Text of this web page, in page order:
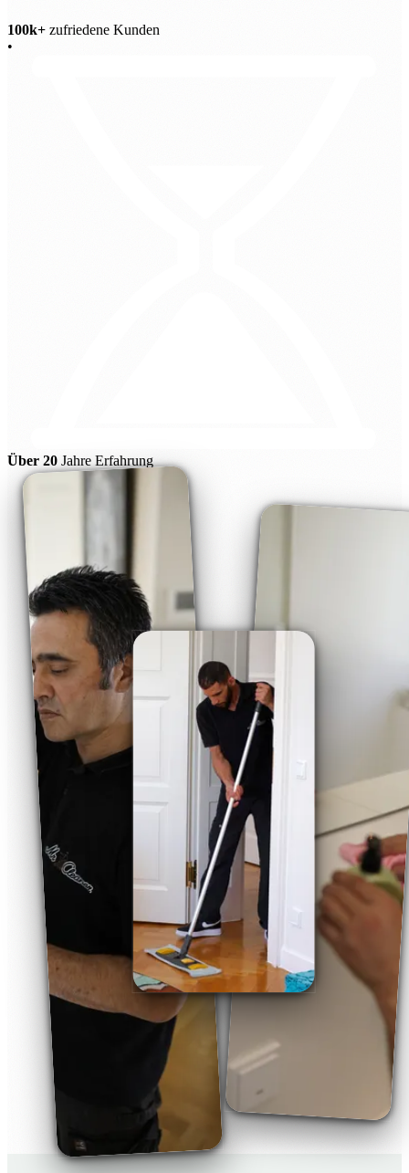
100k+ zufriedene Kunden
•
Über 20 Jahre Erfahrung